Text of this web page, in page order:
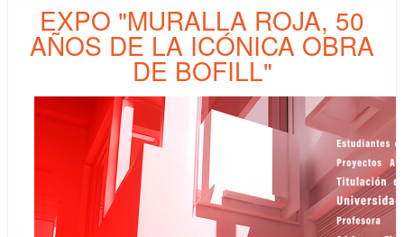
EXPO "MURALLA ROJA, 50
AÑOS DE LA ICÓNICA OBRA
DE BOFILL"